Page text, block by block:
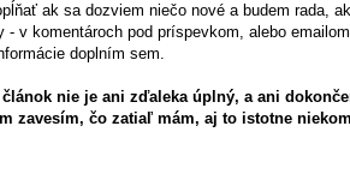
ak sa dozviem niečo nové a budem rada,
- v komentároch pod príspevkom, alebo
doplním sem.
nie je ani zďaleka úplný, a ani
zavesím, čo zatiaľ mám, aj to istotne